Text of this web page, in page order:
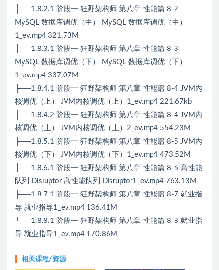
├──1.8.2.1 阶段一 狂野架构师 第八章 性能篇 8-2
MySQL 数据库调优（中） MySQL 数据库调优（中）
1_ev.mp4 321.73M
├──1.8.3.1 阶段一 狂野架构师 第八章 性能篇 8-3
MySQL 数据库调优（下） MySQL 数据库调优（下）
1_ev.mp4 337.07M
├──1.8.4.1 阶段一 狂野架构师 第八章 性能篇 8-4 JVM内
核调优（上） JVM内核调优（上）1_ev.mp4 221.67kb
├──1.8.4.2 阶段一 狂野架构师 第八章 性能篇 8-4 JVM内
核调优（上） JVM内核调优（上）2_ev.mp4 554.23M
├──1.8.5.1 阶段一 狂野架构师 第八章 性能篇 8-5 JVM内
核调优（下） JVM内核调优（下）1_ev.mp4 473.52M
├──1.8.6.1 阶段一 狂野架构师 第八章 性能篇 8-6 高性能
队列 Disruptor 高性能队列 Disruptor1_ev.mp4 763.13M
├──1.8.7.1 阶段一 狂野架构师 第八章 性能篇 8-7 就业指
导 就业指导1_ev.mp4 136.41M
└──1.8.8.1 阶段一 狂野架构师 第八章 性能篇 8-8 就业指
导 就业指导1_ev.mp4 170.86M
相关课程/资源